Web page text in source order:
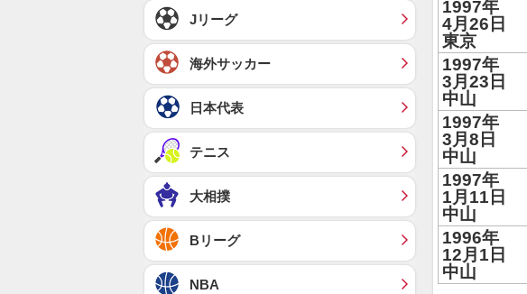
1997年
4月26日
東京
1997年
3月23日
中山
1997年
3月8日
中山
1997年
1月11日
中山
1996年
12月1日
中山
Jリーグ
海外サッカー
日本代表
テニス
大相撲
Bリーグ
NBA